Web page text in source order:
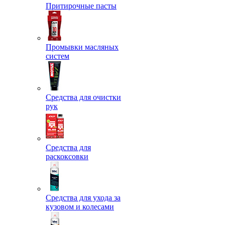
Притирочные пасты
Промывки масляных
систем
Средства для очистки
рук
Средства для
раскоксовки
Средства для ухода за
кузовом и колесами